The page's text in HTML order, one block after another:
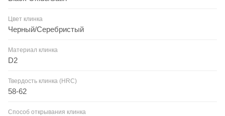
Цвет клинка
Черный/Серебристый
Материал клинка
D2
Твердость клинка (HRC)
58-62
Способ открывания клинка